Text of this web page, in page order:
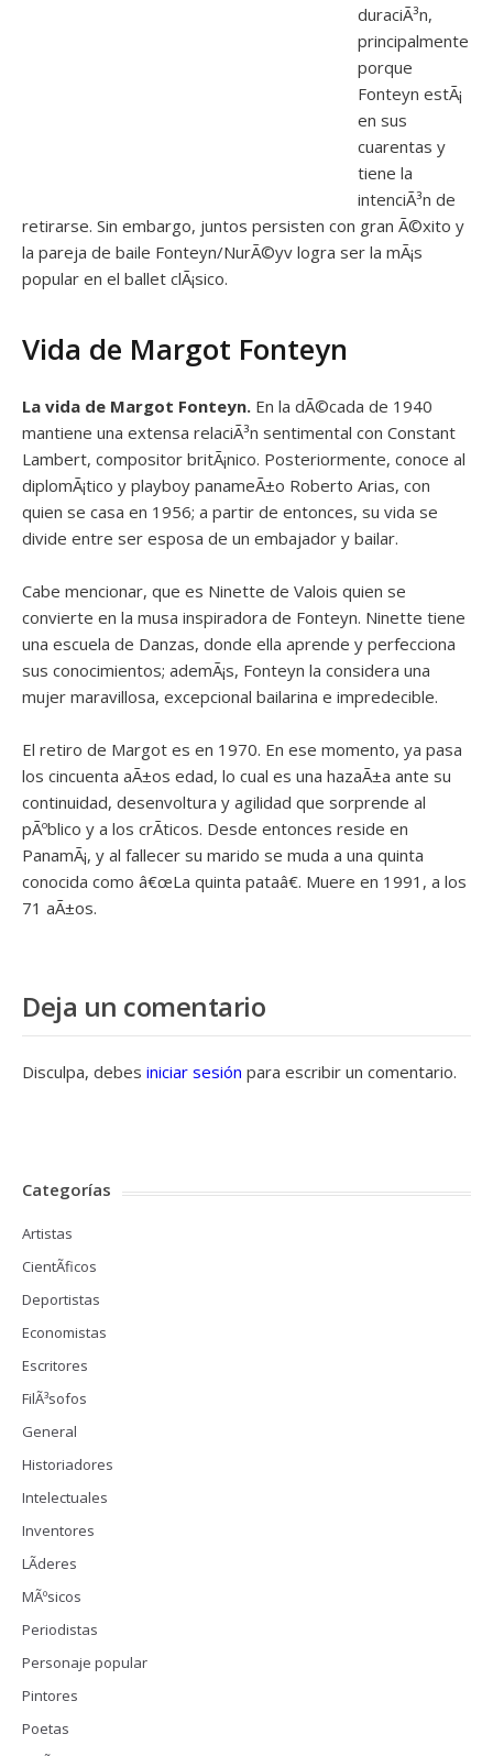
duraciÃ³n,
principalmente
porque
Fonteyn estÃ¡
en sus
cuarentas y
tiene la
intenciÃ³n de
retirarse. Sin embargo, juntos persisten con gran Ã©xito y
la pareja de baile Fonteyn/NurÃ©yv logra ser la mÃ¡s
popular en el ballet clÃ¡sico.
Vida de Margot Fonteyn
La vida de Margot Fonteyn. En la dÃ©cada de 1940
mantiene una extensa relaciÃ³n sentimental con Constant
Lambert, compositor britÃ¡nico. Posteriormente, conoce al
diplomÃ¡tico y playboy panameÃ±o Roberto Arias, con
quien se casa en 1956; a partir de entonces, su vida se
divide entre ser esposa de un embajador y bailar.
Cabe mencionar, que es Ninette de Valois quien se
convierte en la musa inspiradora de Fonteyn. Ninette tiene
una escuela de Danzas, donde ella aprende y perfecciona
sus conocimientos; ademÃ¡s, Fonteyn la considera una
mujer maravillosa, excepcional bailarina e impredecible.
El retiro de Margot es en 1970. En ese momento, ya pasa
los cincuenta aÃ±os edad, lo cual es una hazaÃ±a ante su
continuidad, desenvoltura y agilidad que sorprende al
pÃºblico y a los crÃ­ticos. Desde entonces reside en
PanamÃ¡, y al fallecer su marido se muda a una quinta
conocida como â€œLa quinta pataâ€. Muere en 1991, a los
71 aÃ±os.
Deja un comentario
Disculpa, debes iniciar sesión para escribir un comentario.
Categorías
Artistas
CientÃ­ficos
Deportistas
Economistas
Escritores
FilÃ³sofos
General
Historiadores
Intelectuales
Inventores
LÃ­deres
MÃºsicos
Periodistas
Personaje popular
Pintores
Poetas